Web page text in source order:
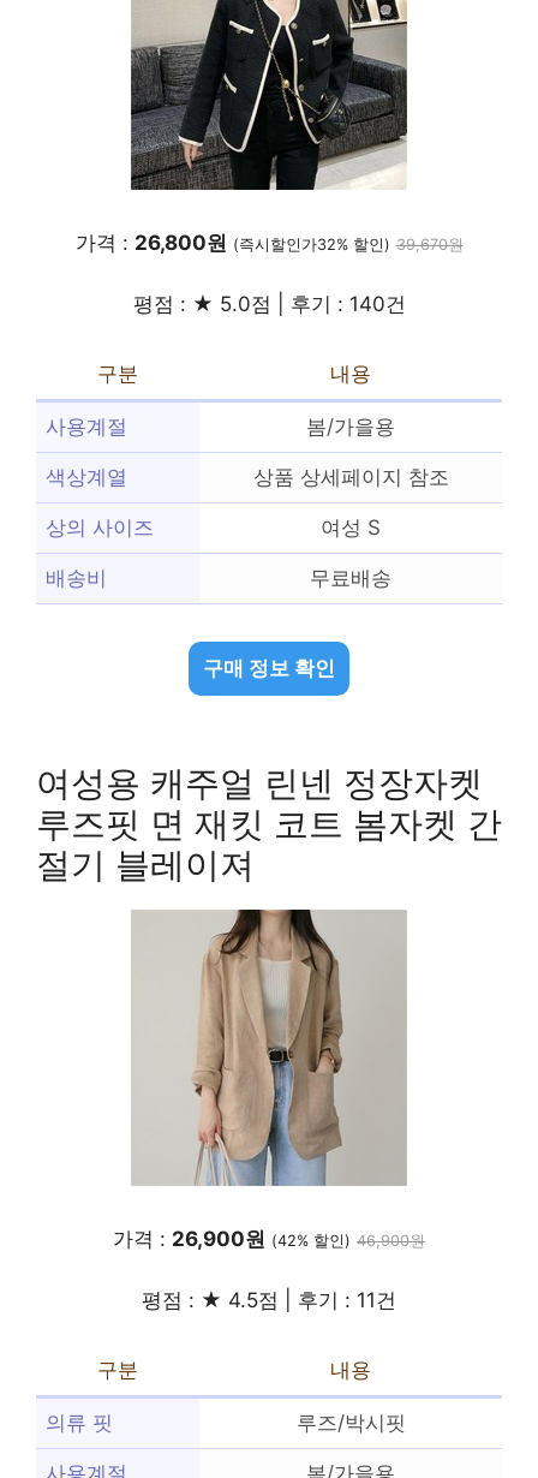
가격 : 26,800원 (즉시할인가32% 할인) 39,670원
평점 : ★ 5.0점 | 후기 : 140건
구분 내용
사용계절 봄/가을용
색상계열 상품 상세페이지 참조
상의 사이즈 여성 S
배송비 무료배송
구매 정보 확인
여성용 캐주얼 린넨 정장자켓
루즈핏 면 재킷 코트 봄자켓 간
절기 블레이져
가격 : 26,900원 (42% 할인) 46,900원
평점 : ★ 4.5점 | 후기 : 11건
구분 내용
의류 핏 루즈/박시핏
사용계절 봄/가을용